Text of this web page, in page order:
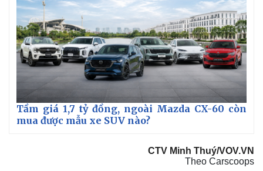
Tầm giá 1,7 tỷ đồng, ngoài Mazda CX-60 còn
mua được mẫu xe SUV nào?
CTV Minh Thuý/VOV.VN
Theo Carscoops